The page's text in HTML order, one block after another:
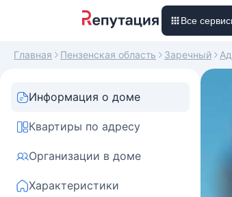
Все
Главная Пензенская область Заречный
Информация о доме
Квартиры по адресу
Организации в доме
Характеристики